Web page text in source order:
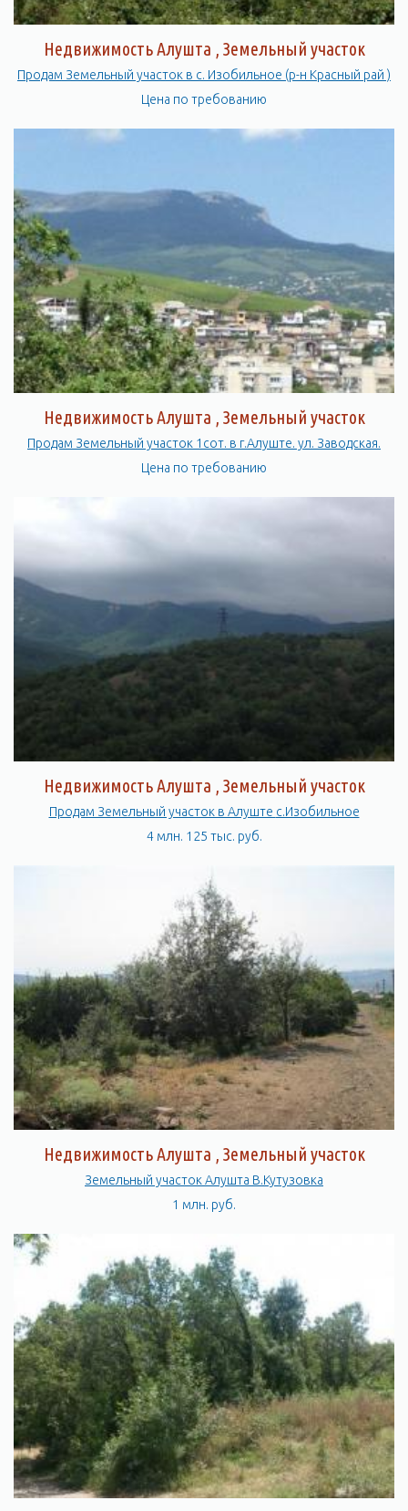
Недвижимость Алушта , Земельный участок
Продам Земельный участок в с. Изобильное (р-н Красный рай )
Цена по требованию
Недвижимость Алушта , Земельный участок
Продам Земельный участок 1сот. в г.Алуште. ул. Заводская.
Цена по требованию
Недвижимость Алушта , Земельный участок
Продам Земельный участок в Алуште с.Изобильное
4 млн. 125 тыс. руб.
Недвижимость Алушта , Земельный участок
Земельный участок Алушта В.Кутузовка
1 млн. руб.